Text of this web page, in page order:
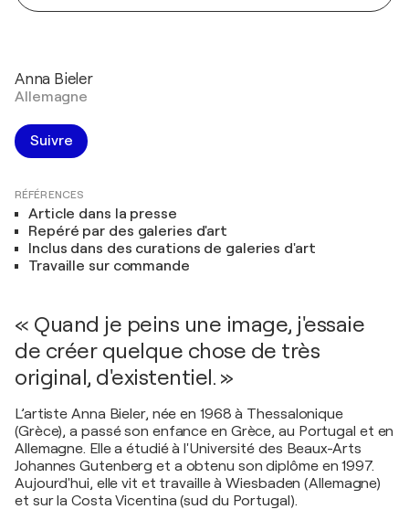
Anna Bieler
Allemagne
Suivre
RÉFÉRENCES
Article dans la presse
Repéré par des galeries d'art
Inclus dans des curations de galeries d'art
Travaille sur commande
« Quand je peins une image, j'essaie
de créer quelque chose de très
original, d'existentiel. »
L’artiste Anna Bieler, née en 1968 à Thessalonique
(Grèce), a passé son enfance en Grèce, au Portugal et en
Allemagne. Elle a étudié à l'Université des Beaux-Arts
Johannes Gutenberg et a obtenu son diplôme en 1997.
Aujourd'hui, elle vit et travaille à Wiesbaden (Allemagne)
et sur la Costa Vicentina (sud du Portugal).